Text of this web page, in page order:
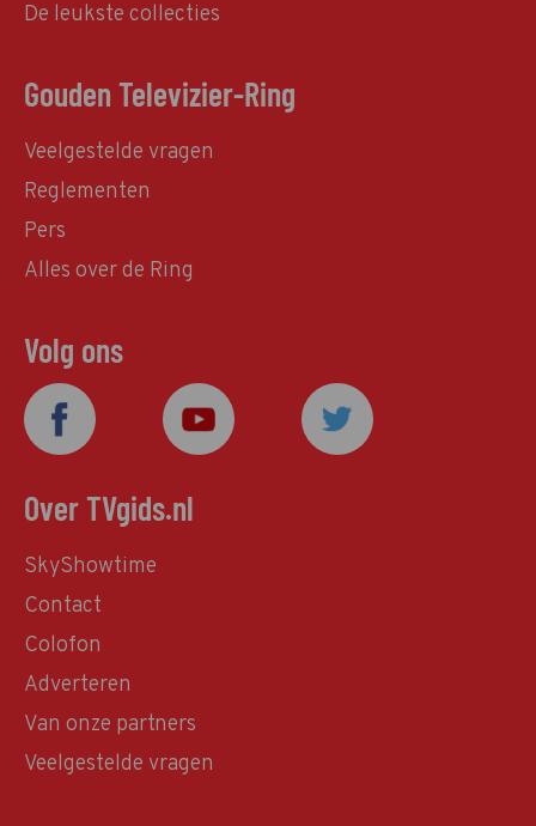
De leukste collecties
Gouden Televizier-Ring
Veelgestelde vragen
Reglementen
Pers
Alles over de Ring
Volg ons
Over TVgids.nl
SkyShowtime
Contact
Colofon
Adverteren
Van onze partners
Veelgestelde vragen